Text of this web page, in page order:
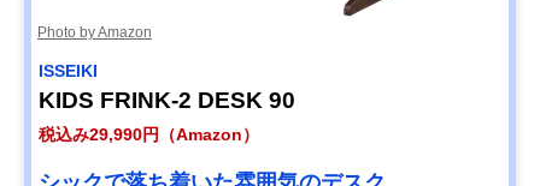
Photo by Amazon
‎ISSEIKI
KIDS FRINK-2 DESK 90
税込み29,990円（Amazon）